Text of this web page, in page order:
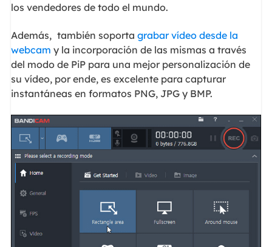
los vendedores de todo el mundo.
Además, también soporta grabar vídeo desde la
webcam y la incorporación de las mismas a través
del modo de PiP para una mejor personalización de
su vídeo, por ende, es excelente para capturar
instantáneas en formatos PNG, JPG y BMP.